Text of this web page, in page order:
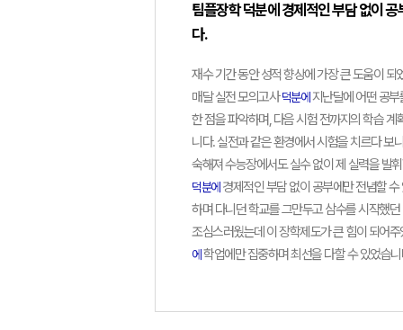
팀플장학 덕분에 경제적인 부담 없이
다.
재수 기간 동안 성적 향상에 가장 큰 도움이 되
매달 실전 모의고사덕분에지난달에 어떤 공부
한 점을 파악하며, 다음 시험 전까지의 학습 계
니다. 실전과 같은 환경에서 시험을 치르다 보
숙해져 수능장에서도 실수 없이 제 실력을 발
덕분에경제적인 부담 없이 공부에만 전념할
하며 다니던 학교를 그만두고 삼수를 시작했
조심스러웠는데 이 장학제도가 큰 힘이 되어
에학업에만 집중하며 최선을 다할 수 있었습니